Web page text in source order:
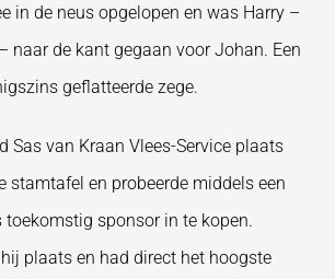
in de neus opgelopen en was Harry –
naar de kant gegaan voor Johan. Een
geflatteerde zege.
Sas van Kraan Vlees-Service plaats
stamtafel en probeerde middels een
toekomstig sponsor in te kopen.
plaats en had direct het hoogste